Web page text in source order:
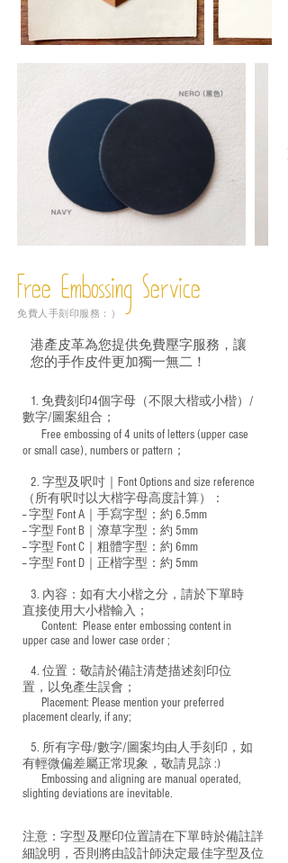
Free Embossing Service
免費人手刻印服務：）
港產皮革為您提供免費壓字服務，讓
您的手作皮件更加獨一無二！
1. 免費刻印4個字母（不限大楷或小楷）/
數字/圖案組合；
Free embossing of 4 units of letters (upper case
or small case), numbers or pattern；
2. 字型及呎吋｜ Font Options and size reference
（所有呎吋以大楷字母高度計算）：
-- 字型 Font A｜手寫字型：約 6.5mm
-- 字型 Font B｜潦草字型： 約 5mm
-- 字型 Font C｜粗體字型：約 6mm
-- 字型 Font D｜正楷字型： 約 5mm
3. 內容：如有大小楷之分，請於下單時
直接使用大小楷輸入；
​ Content: Please enter embossing content in
upper case and lower case order ;
4. 位置：敬請於備註清楚描述刻印位
置，以免產生誤會；
​ Placement: Please mention your preferred
placement clearly, if any;
5. 所有字母/數字/圖案均由人手刻印，如
有輕微偏差屬正常現象，敬請見諒 :)
​ Embossing and aligning are manual operated,
slighting deviations are inevitable.
注意：字型及壓印位置請在下單時於備註詳
細說明，否則將由設計師決定最佳字型及位